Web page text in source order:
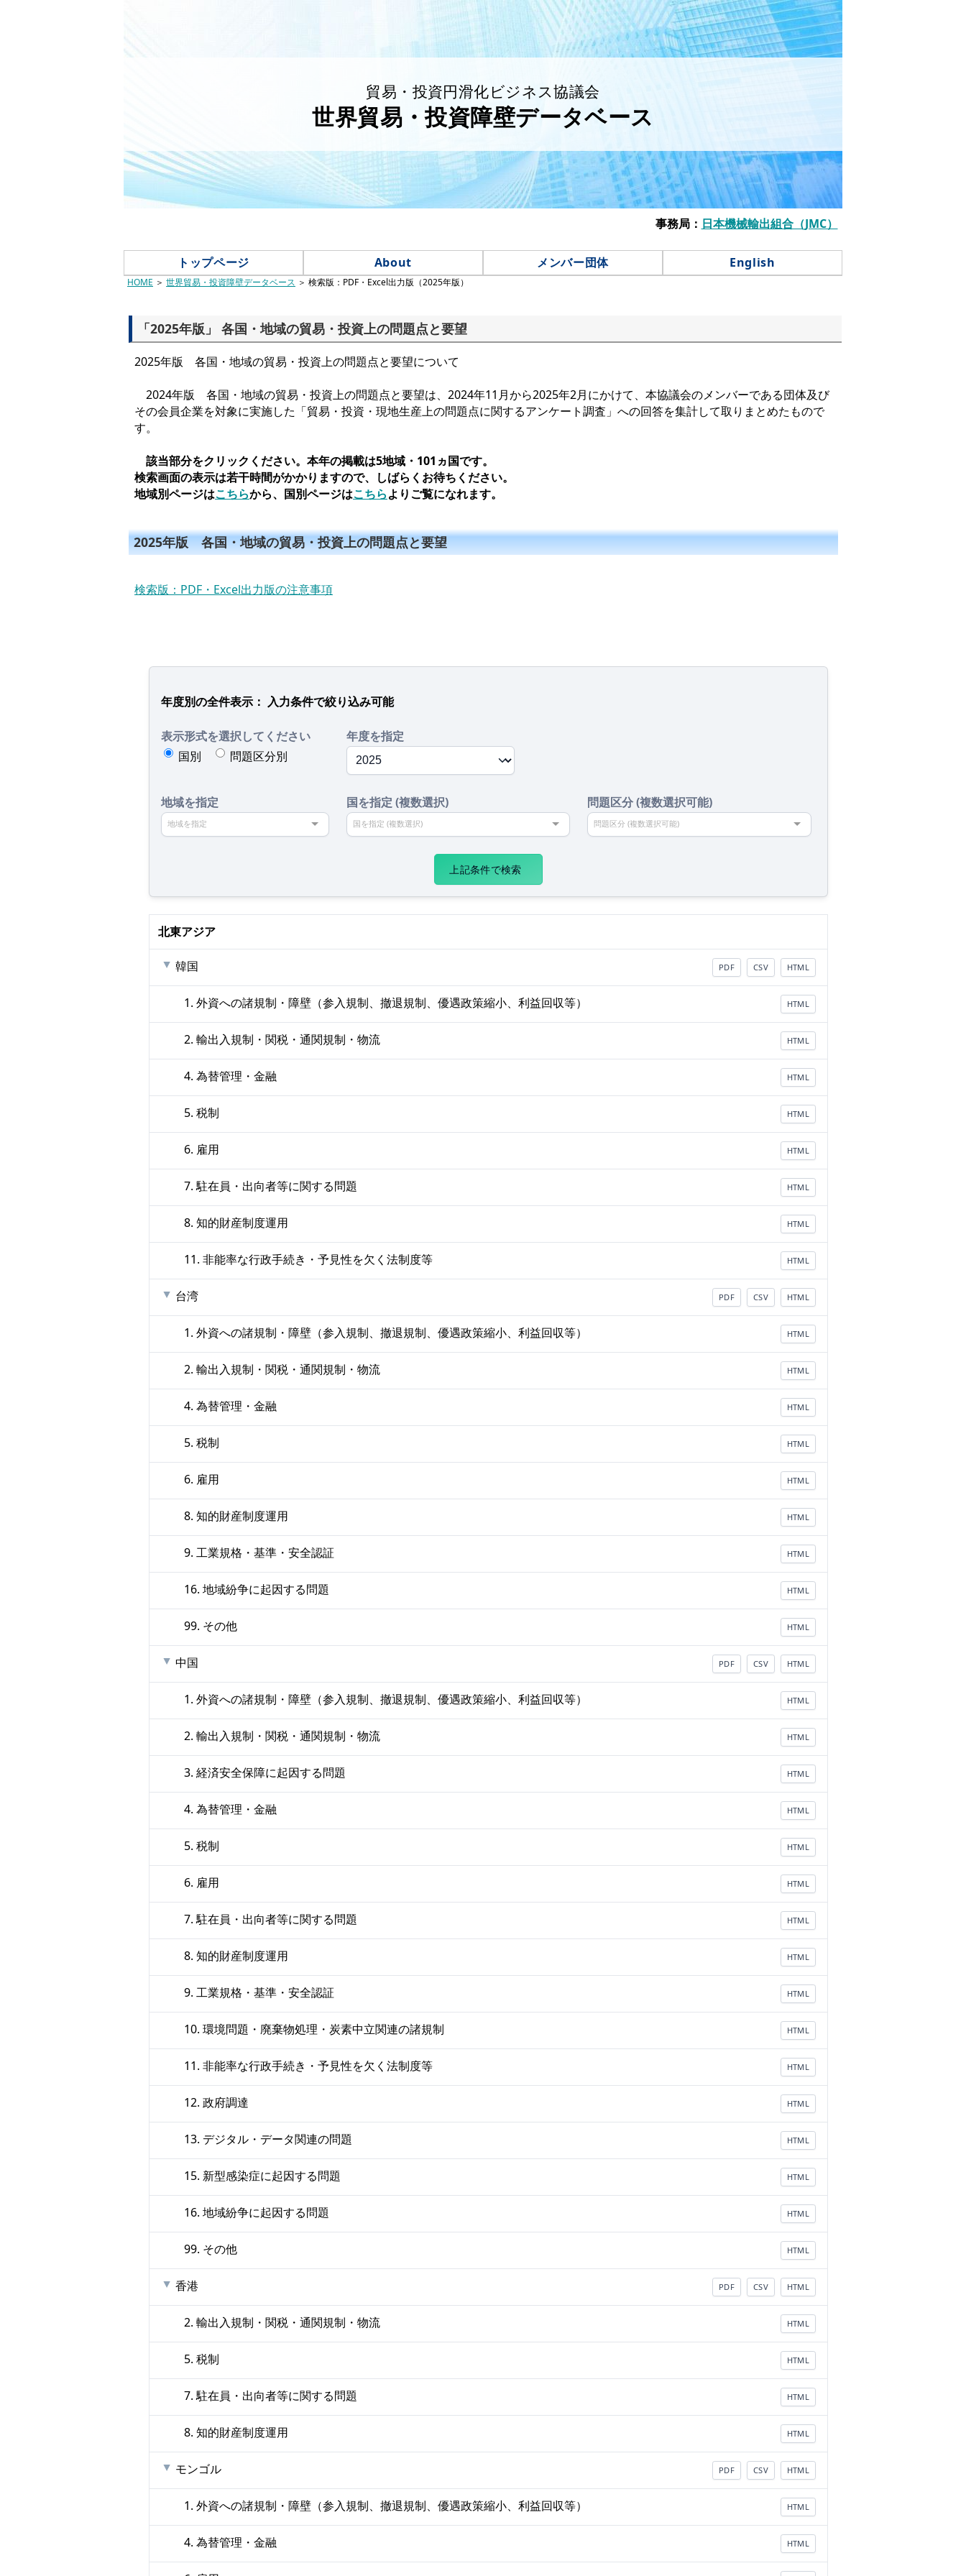
貿易・投資円滑化ビジネス協議会
世界貿易・投資障壁データベース
事務局： 日本機械輸出組合（JMC）
トップページ About メンバー団体 English
HOME ＞ 世界貿易・投資障壁データベース ＞ 検索版：PDF・Excel出力版（2025年版）
「2025年版」 各国・地域の貿易・投資上の問題点と要望
2025年版 各国・地域の貿易・投資上の問題点と要望について
2024年版 各国・地域の貿易・投資上の問題点と要望は、2024年11月から2025年2月にかけて、本協議会のメンバーである団体及び
その会員企業を対象に実施した「貿易・投資・現地生産上の問題点に関するアンケート調査」への回答を集計して取りまとめたもので
す。
該当部分をクリックください。本年の掲載は5地域・101ヵ国です。
検索画面の表示は若干時間がかかりますので、しばらくお待ちください。
地域別ページはこちらから、国別ページはこちらよりご覧になれます。
2025年版 各国・地域の貿易・投資上の問題点と要望
検索版：PDF・Excel出力版の注意事項
年度別の全件表示： 入力条件で絞り込み可能
表示形式を選択してください
国別
問題区分別
年度を指定
地域を指定
地域を指定
国を指定 (複数選択)
国を指定 (複数選択)
問題区分 (複数選択可能)
問題区分 (複数選択可能)
上記条件で検索
北東アジア
韓国 PDF CSV HTML
1. 外資への諸規制・障壁（参入規制、撤退規制、優遇政策縮小、利益回収等） HTML
2. 輸出入規制・関税・通関規制・物流 HTML
4. 為替管理・金融 HTML
5. 税制 HTML
6. 雇用 HTML
7. 駐在員・出向者等に関する問題 HTML
8. 知的財産制度運用 HTML
11. 非能率な行政手続き・予見性を欠く法制度等 HTML
台湾 PDF CSV HTML
1. 外資への諸規制・障壁（参入規制、撤退規制、優遇政策縮小、利益回収等） HTML
2. 輸出入規制・関税・通関規制・物流 HTML
4. 為替管理・金融 HTML
5. 税制 HTML
6. 雇用 HTML
8. 知的財産制度運用 HTML
9. 工業規格・基準・安全認証 HTML
16. 地域紛争に起因する問題 HTML
99. その他 HTML
中国 PDF CSV HTML
1. 外資への諸規制・障壁（参入規制、撤退規制、優遇政策縮小、利益回収等） HTML
2. 輸出入規制・関税・通関規制・物流 HTML
3. 経済安全保障に起因する問題 HTML
4. 為替管理・金融 HTML
5. 税制 HTML
6. 雇用 HTML
7. 駐在員・出向者等に関する問題 HTML
8. 知的財産制度運用 HTML
9. 工業規格・基準・安全認証 HTML
10. 環境問題・廃棄物処理・炭素中立関連の諸規制 HTML
11. 非能率な行政手続き・予見性を欠く法制度等 HTML
12. 政府調達 HTML
13. デジタル・データ関連の問題 HTML
15. 新型感染症に起因する問題 HTML
16. 地域紛争に起因する問題 HTML
99. その他 HTML
香港 PDF CSV HTML
2. 輸出入規制・関税・通関規制・物流 HTML
5. 税制 HTML
7. 駐在員・出向者等に関する問題 HTML
8. 知的財産制度運用 HTML
モンゴル PDF CSV HTML
1. 外資への諸規制・障壁（参入規制、撤退規制、優遇政策縮小、利益回収等） HTML
4. 為替管理・金融 HTML